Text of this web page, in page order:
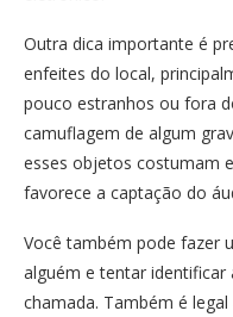
Outra dica importante é
enfeites do local,
pouco estranhos ou fora
camuflagem de algum
esses objetos costumam
favorece a captação do
Você também pode fazer
alguém e tentar identificar
chamada. Também é